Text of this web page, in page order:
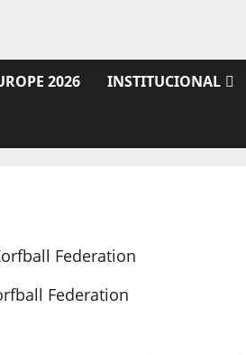
2026 INSTITUCIONAL
Federation